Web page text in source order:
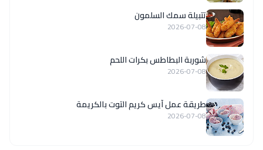
تتبيلة سمك السلمون
2026-07-08
شوربة البطاطس بكرات اللحم
2026-07-08
طريقة عمل آيس كريم التوت بالكريمة
2026-07-08